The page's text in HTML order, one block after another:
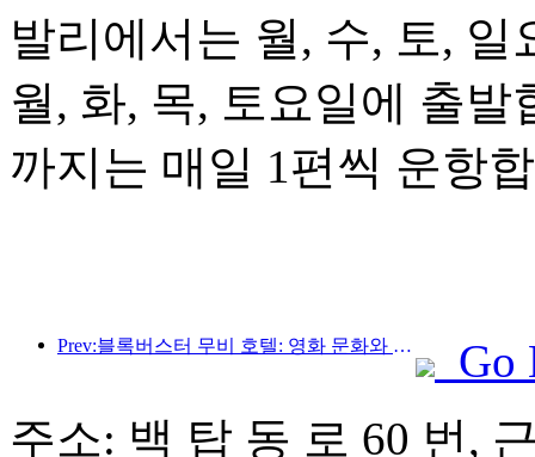
발리에서는 월, 수, 토,
월, 화, 목, 토요일에 출발
까지는 매일 1편씩 운항
Prev:블록버스터 무비 호텔: 영화 문화와 숙박 경험의 창의적인 융합
Go
주소: 백 탑 동 로 60 번,